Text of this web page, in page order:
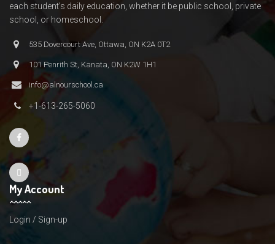
each student’s daily education, whether it be public school, private
school, or homeschool.
535 Dovercourt Ave, Ottawa, ON K2A 0T2
101 Penrith St, Kanata, ON K2W 1H1
info@alnourschool.ca
+1-613-265-5060
My Account
Login / Sign-up